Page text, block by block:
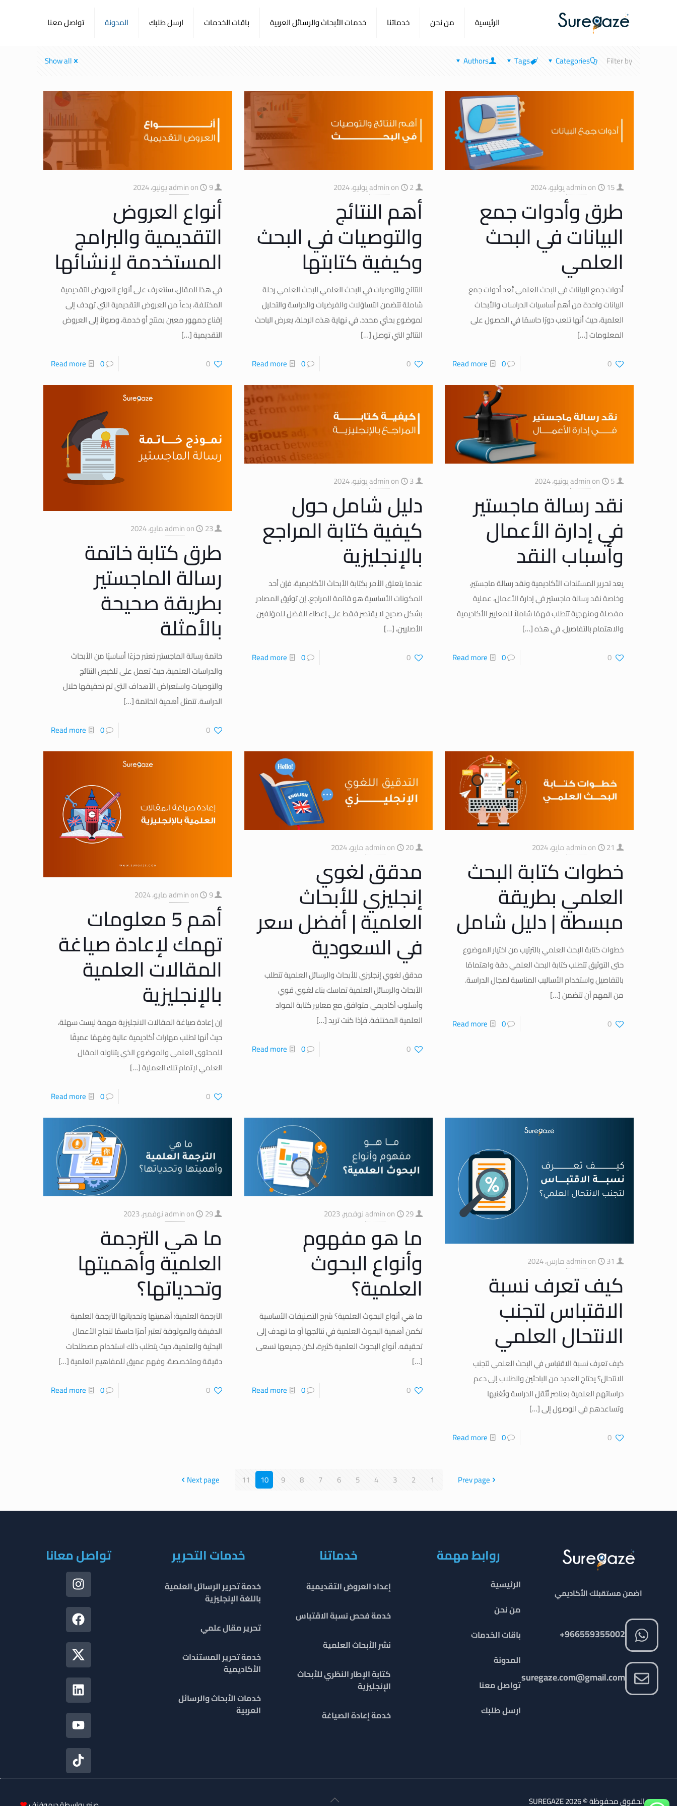
الرئيسية من نحن خدماتنا خدمات الأبحاث والرسائل العربية باقات الخدمات ارسل طلبك المدونة تواصل معنا
Filter by
Categories
Tags
Authors
Show all
adminon 15 يوليو، 2024
طرق وأدوات جمع
البيانات في البحث
العلمي
أدوات جمع البيانات في البحث العلمي تُعد أدوات جمع
البيانات واحدة من أهم أساسيات الدراسات والأبحاث
العلمية، حيث أنها تلعب دورًا حاسمًا في الحصول على
المعلومات[…]
0
0
Read more
adminon 2 يوليو، 2024
أهم النتائج
والتوصيات في البحث
وكيفية كتابتها
النتائج والتوصيات في البحث العلمي البحث العلمي رحلة
شاملة تتضمن التساؤلات والفرضيات والدراسة والتحليل
لموضوع بحثي محدد. في نهاية هذه الرحلة، يعرض الباحث
النتائج التي توصل[…]
0
0
Read more
adminon 9 يونيو، 2024
أنواع العروض
التقديمية والبرامج
المستخدمة لإنشائها
في هذا المقال، سنتعرف على أنواع العروض التقديمية
المختلفة، بدءاً من العروض التقديمية التي تهدف إلى
إقناع جمهور معين بمنتج أو خدمة، وصولاً إلى العروض
التقديمية[…]
0
0
Read more
adminon 5 يونيو، 2024
نقد رسالة ماجستير
في إدارة الأعمال
وأسباب النقد
يعد تحرير المستندات الأكاديمية ونقد رسالة ماجستير،
وخاصة نقد رسالة ماجستير في إدارة الأعمال، عملية
مفصلة ومنهجية تتطلب فهمًا شاملاً للمعايير الأكاديمية
والاهتمام بالتفاصيل. في هذه[…]
0
0
Read more
adminon 3 يونيو، 2024
دليل شامل حول
كيفية كتابة المراجع
بالإنجليزية
عندما يتعلق الأمر بكتابة الأبحاث الأكاديمية، فإن أحد
المكونات الأساسية هو قائمة المراجع. إن توثيق المصادر
بشكل صحيح لا يقتصر فقط على إعطاء الفضل للمؤلفين
الأصليين،[…]
0
0
Read more
adminon 23 مايو، 2024
طرق كتابة خاتمة
رسالة الماجستير
بطريقة صحيحة
بالأمثلة
خاتمة رسالة الماجستير تعتبر جزءًا أساسيًا من الأبحاث
والدراسات العلمية، حيث تعمل على تلخيص النتائج
والتوصيات واستعراض الأهداف التي تم تحقيقها خلال
الدراسة. تتمثل أهمية الخاتمة[…]
0
0
Read more
adminon 21 مايو، 2024
خطوات كتابة البحث
العلمي بطريقة
مبسطة | دليل شامل
خطوات كتابة البحث العلمي بالترتيب من اختيار الموضوع
حتى التوثيق تتطلب كتابة البحث العلمي دقة واهتمامًا
بالتفاصيل واستخدام الأساليب المناسبة لمجال الدراسة.
من المهم أن تتضمن[…]
0
0
Read more
adminon 20 مايو، 2024
مدقق لغوي
إنجليزي للأبحاث
العلمية | أفضل سعر
في السعودية
مدقق لغوي إنجليزي للأبحاث والرسائل العلمية تتطلب
الأبحاث والرسائل العلمية تماسك بناء لغوي قوي
وأسلوب أكاديمي متوافق مع معايير كتابة المواد
العلمية المختلفة. فإذا كنت تريد[…]
0
0
Read more
adminon 9 مايو، 2024
أهم 5 معلومات
تهمك لإعادة صياغة
المقالات العلمية
بالإنجليزية
إن إعادة صياغة المقالات الانجليزية مهمة ليست سهلة،
حيث أنها تطلب مهارات أكاديمية عالية وفهمًا عميقًا
للمحتوى العلمي والموضوع الذي يتناوله المقال
العلمي لإتمام تلك العملية[…]
0
0
Read more
adminon 31 مارس، 2024
كيف تعرف نسبة
الاقتباس لتجنب
الانتحال العلمي
كيف تعرف نسبة الاقتباس في البحث العلمي لتجنب
الانتحال؟ يحتاج العديد من الباحثين والطلاب إلى دعم
دراساتهم العلمية بعناصر تُثقل الدراسة وتُغنيها
وتساعدهم في الوصول إلى[…]
0
0
Read more
adminon 29 نوفمبر، 2023
ما هو مفهوم
وأنواع البحوث
العلمية؟
ما هي أنواع البحوث العلمية؟ شرح التصنيفات الأساسية
تكمن أهمية البحوث العلمية في نتائجها أو ما تهدف إلى
تحقيقه. أنواع البحوث العلمية كثيرة، لكن جميعها تسعى
[…]
0
0
Read more
adminon 29 نوفمبر، 2023
ما هي الترجمة
العلمية وأهميتها
وتحدياتها؟​
الترجمة العلمية: أهميتها وتحدياتها الترجمة العلمية
الدقيقة والموثوقة تعتبر أمرًا حاسمًا لنجاح الأعمال
البحثية والعلمية، حيث يتطلب ذلك استخدام مصطلحات
دقيقة ومتخصصة، وفهم عميق للمفاهيم العلمية[…]
0
0
Read more
Prev page
1
2
3
4
5
6
7
8
9
10
11
Next page
اضمن مستقبلك الأكاديمي
966559355002+
suregaze.com@gmail.com
روابط مهمة
الرئيسية
من نحن
باقات الخدمات
المدونة
تواصل معنا
ارسل طلبك
خدماتنا
إعداد العروض التقديمية
خدمة فحص نسبة الاقتباس
نشر الأبحاث العلمية
كتابة الإطار النظري للأبحاث
الإنجليزية
خدمة إعادة الصياغة
خدمات التحرير
خدمة تحرير الرسائل العلمية
باللغة الإنجليزية
تحرير مقال علمي
خدمة تحرير المستندات
الأكاديمية
خدمات الأبحاث والرسائل
العربية
تواصل معانا
جميع الحقوق محفوظة © 2026 SUREGAZE